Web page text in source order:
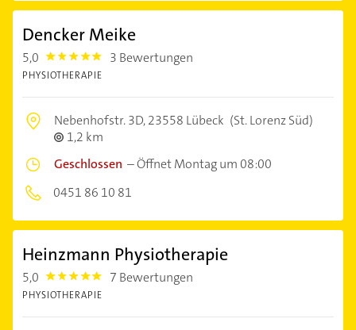
Dencker Meike
5,0 5.0 3 Bewertungen
PHYSIOTHERAPIE
Nebenhofstr. 3D,23558 Lübeck (St. Lorenz Süd)
1,2 km
Geschlossen –Öffnet Montag um 08:00
0451 86 10 81
Heinzmann Physiotherapie
5,0 5.0 7 Bewertungen
PHYSIOTHERAPIE